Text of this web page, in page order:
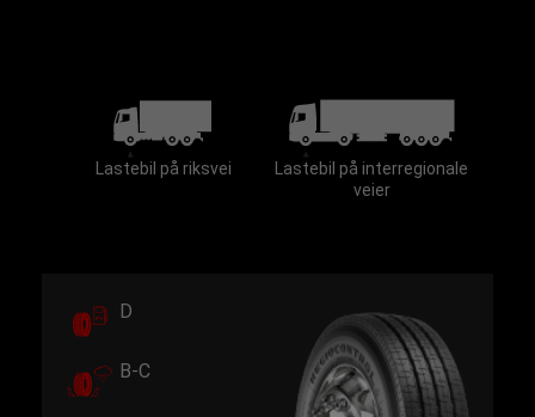
Lastebil på riksvei
Lastebil på interregionale
veier
D
B-C